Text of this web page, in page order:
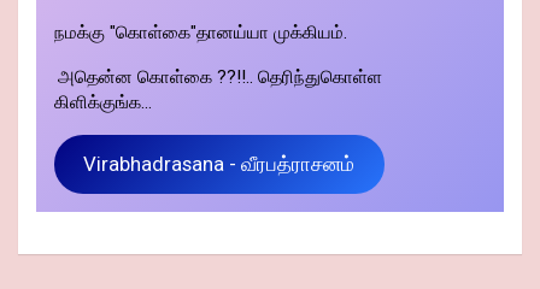
நமக்கு "கொள்கை"தானய்யா முக்கியம்.
அதென்ன கொள்கை ??!!.. தெரிந்துகொள்ள
கிளிக்குங்க...
Virabhadrasana - வீரபத்ராசனம்